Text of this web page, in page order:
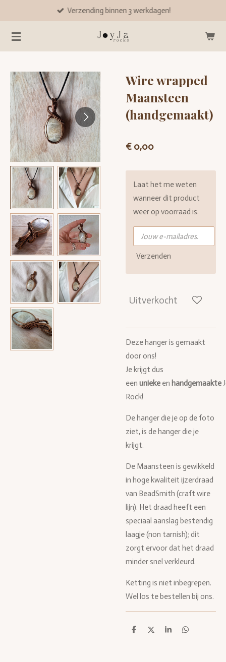
naar
de
Verzending binnen 3 werkdagen!
Wire wrapped
Maansteen
(handgemaakt)
€ 0,00
Laat het me weten
wanneer dit product
weer op voorraad is.
Verzenden
Uitverkocht
Deze hanger is gemaakt
door ons!
Je krijgt dus
een unieke en handgemaakte
Rock!
De hanger die je op de foto
ziet, is de hanger die je
krijgt.
De Maansteen is gewikkeld
in hoge kwaliteit ijzerdraad
van BeadSmith (craft wire
lijn). Het draad heeft een
speciaal aanslag bestendig
laagje (non tarnish); dit
zorgt ervoor dat het draad
minder snel verkleurd.
Ketting is niet inbegrepen.
Wel los te bestellen bij ons.
D
D
S
D